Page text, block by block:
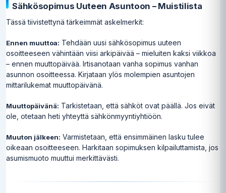
Sähkösopimus Uuteen Asuntoon – Muistilista
Tässä tiivistettynä tärkeimmät askelmerkit:
Ennen muuttoa: Tehdään uusi sähkösopimus uuteen
osoitteeseen vähintään viisi arkipäivää – mieluiten kaksi viikkoa
– ennen muuttopäivää. Irtisanotaan vanha sopimus vanhan
asunnon osoitteessa. Kirjataan ylös molempien asuntojen
mittarilukemat muuttopäivänä.
Muuttopäivänä: Tarkistetaan, että sähköt ovat päällä. Jos eivät
ole, otetaan heti yhteyttä sähkönmyyntiyhtiöön.
Muuton jälkeen: Varmistetaan, että ensimmäinen lasku tulee
oikeaan osoitteeseen. Harkitaan sopimuksen kilpailuttamista, jos
asumismuoto muuttui merkittävästi.